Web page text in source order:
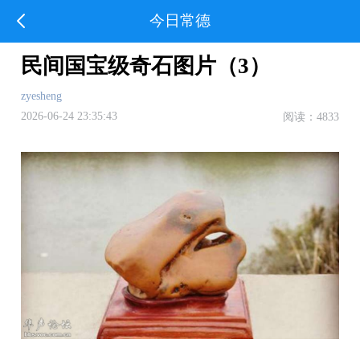
今日常德
民间国宝级奇石图片（3）
zyesheng
2026-06-24 23:35:43
阅读：4833